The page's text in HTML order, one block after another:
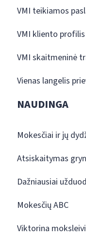
VMI teikiamos
VMI kliento profilis
VMI skaitmeninė
Vienas langelis
NAUDINGA
Mokesčiai ir jų
Atsiskaitymas
Dažniausiai
Mokesčių ABC
Viktorina